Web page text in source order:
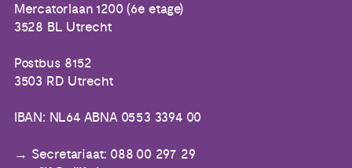
Mercatorlaan 1200 (6e etage)
3528 BL Utrecht
Postbus 8152
3503 RD Utrecht
IBAN: NL64 ABNA 0553 3394 00
Secretariaat: 088 00 297 29